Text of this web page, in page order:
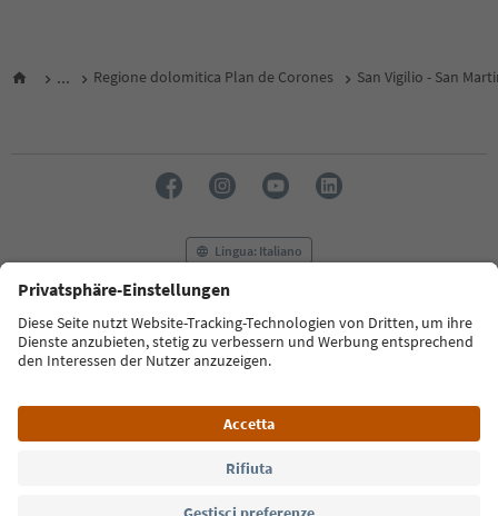
... Regione dolomitica Plan de Corones San Vigilio - San
Lingua: Italiano
FAQ Contatti Press MICE
Privacy Policy
Termini e condizioni
Crediti
Cookie Policy
Alto Adige B2B